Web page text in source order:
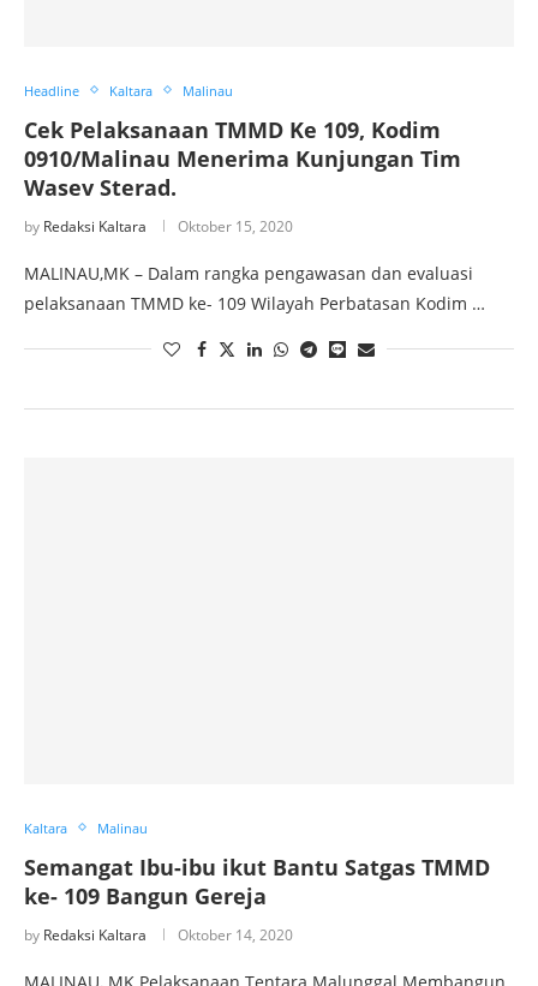
Headline Kaltara Malinau
Cek Pelaksanaan TMMD Ke 109, Kodim
0910/Malinau Menerima Kunjungan Tim
Wasev Sterad.
by Redaksi Kaltara Oktober 15, 2020
MALINAU,MK – Dalam rangka pengawasan dan evaluasi
pelaksanaan TMMD ke- 109 Wilayah Perbatasan Kodim …
Kaltara Malinau
Semangat Ibu-ibu ikut Bantu Satgas TMMD
ke- 109 Bangun Gereja
by Redaksi Kaltara Oktober 14, 2020